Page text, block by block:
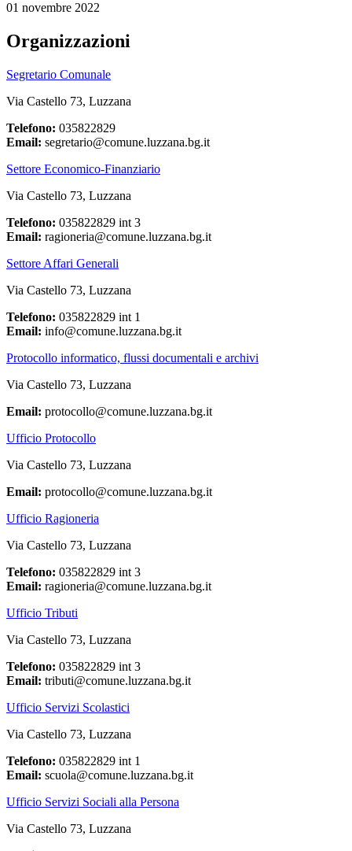
01 novembre 2022
Organizzazioni
Segretario Comunale
Via Castello 73, Luzzana
Telefono: 035822829
Email: segretario@comune.luzzana.bg.it
Settore Economico-Finanziario
Via Castello 73, Luzzana
Telefono: 035822829 int 3
Email: ragioneria@comune.luzzana.bg.it
Settore Affari Generali
Via Castello 73, Luzzana
Telefono: 035822829 int 1
Email: info@comune.luzzana.bg.it
Protocollo informatico, flussi documentali e archivi
Via Castello 73, Luzzana
Email: protocollo@comune.luzzana.bg.it
Ufficio Protocollo
Via Castello 73, Luzzana
Email: protocollo@comune.luzzana.bg.it
Ufficio Ragioneria
Via Castello 73, Luzzana
Telefono: 035822829 int 3
Email: ragioneria@comune.luzzana.bg.it
Ufficio Tributi
Via Castello 73, Luzzana
Telefono: 035822829 int 3
Email: tributi@comune.luzzana.bg.it
Ufficio Servizi Scolastici
Via Castello 73, Luzzana
Telefono: 035822829 int 1
Email: scuola@comune.luzzana.bg.it
Ufficio Servizi Sociali alla Persona
Via Castello 73, Luzzana